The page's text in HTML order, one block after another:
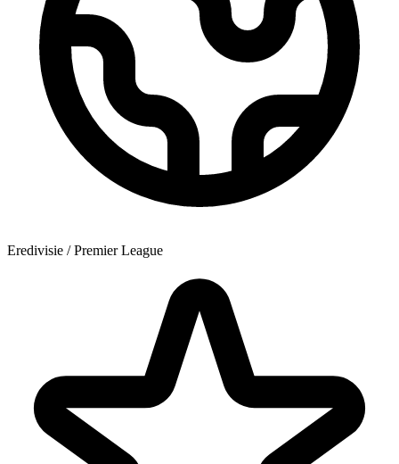
Eredivisie / Premier League